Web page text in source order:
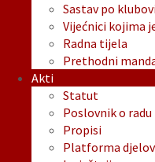
Sastav po
Vijećnici kojima
Radna tijela
Prethodni
Akti
Statut
Poslovnik o radu
Propisi
Platforma